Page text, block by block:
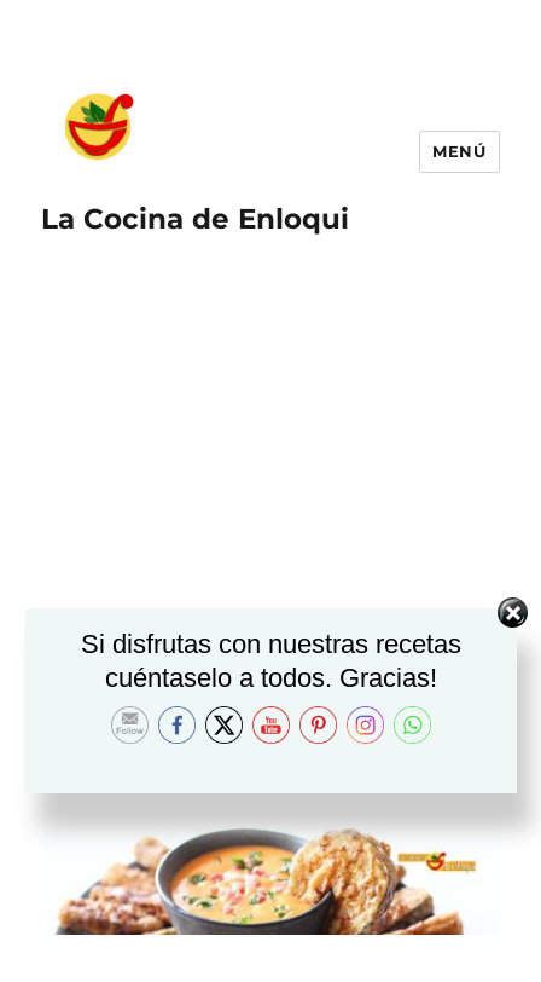
La Cocina de Enloqui
MENÚ
Si disfrutas con nuestras recetas
cuéntaselo a todos. Gracias!